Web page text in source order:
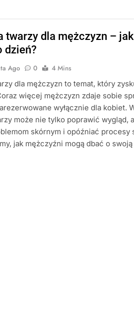
twarzy dla mężczyzn –
dzień?
Ago 0
4 Mins
dla mężczyzn to temat, który
więcej mężczyzn zdaje sobie
wyłącznie dla kobiet.
może nie tylko poprawić wygląd,
skórnym i opóźniać procesy
jak mężczyźni mogą dbać o